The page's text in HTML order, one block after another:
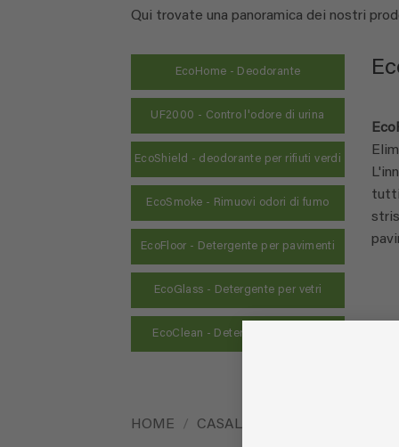
Qui trovate una panoramica dei nostri
EcoHome - Deodorante
UF2000 - Contro l'odore di urina
EcoShield - deodorante per rifiuti verdi
EcoSmoke - Rimuovi odori di fumo
EcoFloor - Detergente per pavimenti
EcoGlass - Detergente per vetri
EcoClean - Detergente multiuso
tutti
HOME / CASALINGHI - DOMESTICO